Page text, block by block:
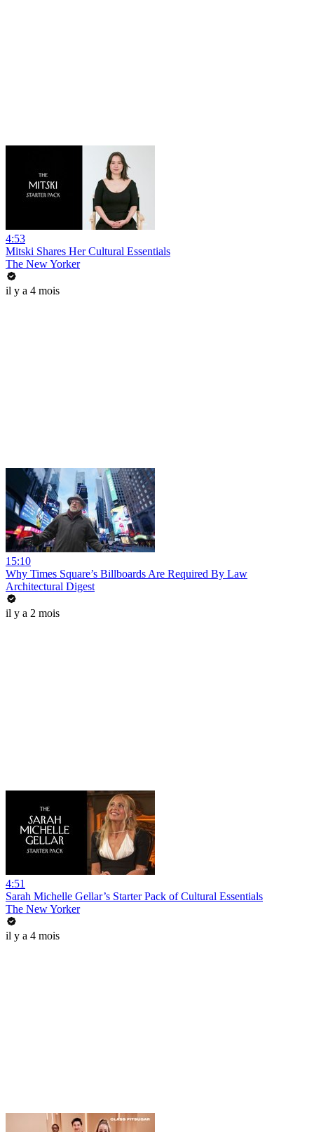
4:53
Mitski Shares Her Cultural Essentials
The New Yorker
il y a 4 mois
15:10
Why Times Square’s Billboards Are Required By Law
Architectural Digest
il y a 2 mois
4:51
Sarah Michelle Gellar’s Starter Pack of Cultural Essentials
The New Yorker
il y a 4 mois